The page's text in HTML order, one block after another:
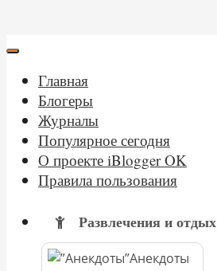
Главная
Блогеры
Журналы
Популярное сегодня
О проекте iBlogger OK
Правила пользования
Развлечения и отдых
Анекдоты